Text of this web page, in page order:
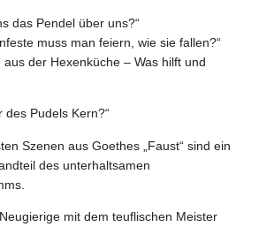
das Pendel über uns?“
muss man feiern, wie sie fallen?“
aus der Hexenküche – Was hilft und
des Pudels Kern?“
Szenen aus Goethes „Faust“ sind ein
des unterhaltsamen
mit dem teuflischen Meister